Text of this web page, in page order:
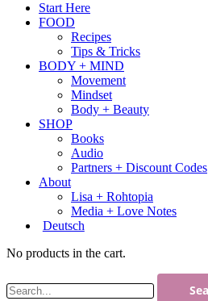
Start Here
FOOD
Recipes
Tips & Tricks
BODY + MIND
Movement
Mindset
Body + Beauty
SHOP
Books
Audio
Partners + Discount Codes
About
Lisa + Rohtopia
Media + Love Notes
Deutsch
No products in the cart.